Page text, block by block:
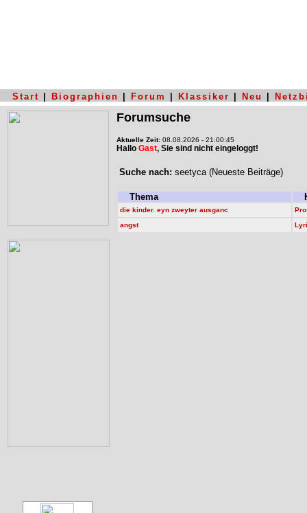
Start Biographien Forum Klassiker Neu
Forumsuche
Aktuelle Zeit: 08.08.2026 - 21:00:45
Hallo Gast, Sie sind nicht eingeloggt!
Suche nach: seetyca (Neueste Beiträge)
Thema
die kinder. eyn zweyter ausganc
angst